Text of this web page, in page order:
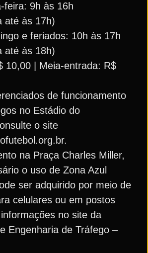
feira: 9h às 16h
até às 17h)
e feriados: 10h às 17h
até às 18h)
10,00 | Meia-entrada: R$
de funcionamento
no Estádio do
o site
na Praça Charles Miller,
o uso de Zona Azul
ser adquirido por meio de
celulares ou em postos
no site da
Engenharia de Tráfego –